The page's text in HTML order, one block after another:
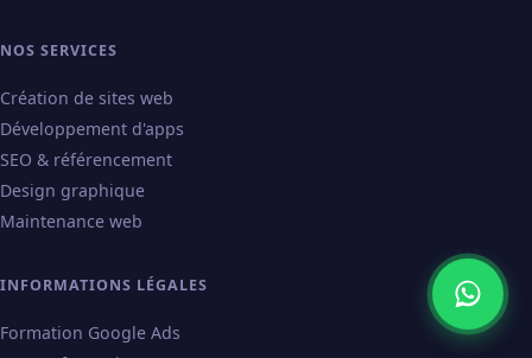
NOS SERVICES
Création de sites web
Développement d'apps
SEO & référencement
Design graphique
Maintenance web
INFORMATIONS LÉGALES
Formation Google Ads